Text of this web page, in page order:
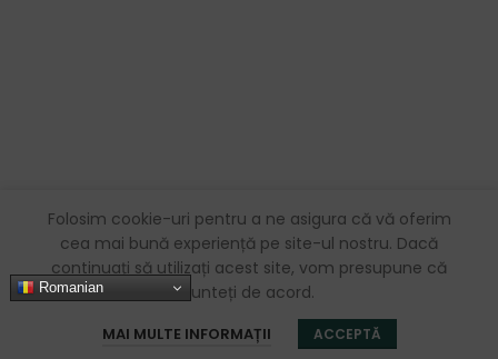
Folosim cookie-uri pentru a ne asigura că vă oferim
cea mai bună experiență pe site-ul nostru. Dacă
continuați să utilizați acest site, vom presupune că
sunteți de acord.
MAI MULTE INFORMAȚII ACCEPTĂ
Romanian
Coș Contul meu